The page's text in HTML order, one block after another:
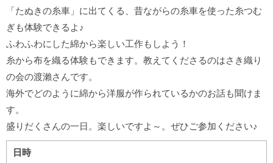
「たぬきの糸車」に出てくる、昔ながらの糸車を使った糸つむ
ぎも体験できるよ♪
ふわふわにした綿から楽しい工作もしよう！
糸から布を織る体験もできます。教えてくださるのはさき織り
の会の渡瀨さんです。
海外でどのように綿から洋服が作られているかのお話も聞けま
す。
盛りだくさんの一日。楽しいですよ～。ぜひご参加ください♪
日時